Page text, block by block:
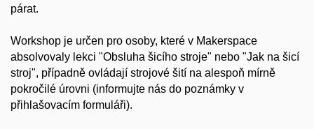
párat.
Workshop je určen pro osoby, které v Makerspace
absolvovaly lekci "Obsluha šicího stroje" nebo "Jak na šicí
stroj", případně ovládají strojové šití na alespoň mírně
pokročilé úrovni (informujte nás do poznámky v
přihlašovacím formuláři).